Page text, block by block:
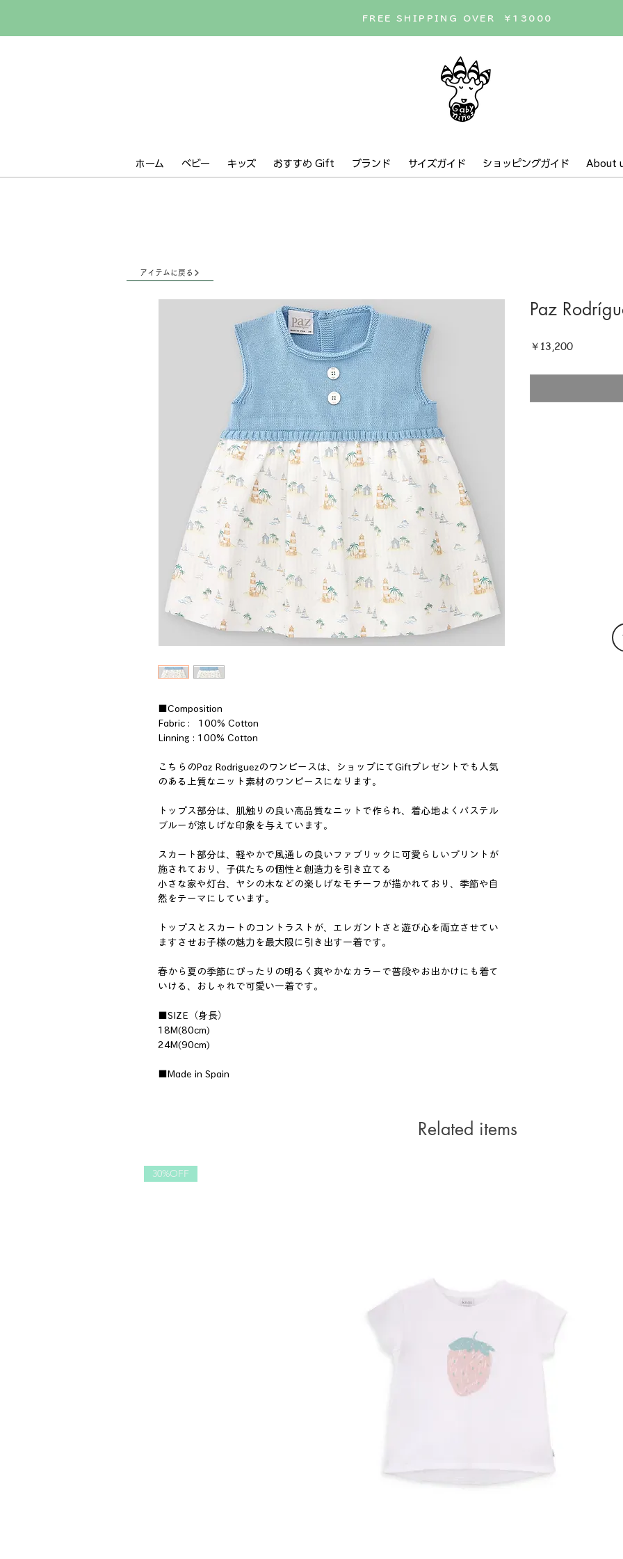
FREE SHIPPING OVER ¥13000
ホーム ベビー キッズ おすすめ Gift ブランド サイズガイド ショッピングガイド About
■Composition
Fabric : 100% Cotton
Linning : 100% Cotton
こちらのPaz Rodriguezのワンピースは、ショップにてGiftプレゼントでも人気
のある上質なニット素材のワンピースになります。
トップス部分は、肌触りの良い高品質なニットで作られ、着心地よくパステル
ブルーが涼しげな印象を与えています。
スカート部分は、軽やかで風通しの良いファブリックに可愛らしいプリントが
施されており、子供たちの個性と創造力を引き立てる
小さな家や灯台、ヤシの木などの楽しげなモチーフが描かれており、季節や自
然をテーマにしています。
トップスとスカートのコントラストが、エレガントさと遊び心を両立させてい
ますさせお子様の魅力を最大限に引き出す一着です。
春から夏の季節にぴったりの明るく爽やかなカラーで普段やお出かけにも着て
いける、おしゃれで可愛い一着です。
■SIZE（身長）
18M(80cm)
24M(90cm)
■Made in Spain
Paz
￥13,200価
Related items
30%OFF
アイテムに戻る